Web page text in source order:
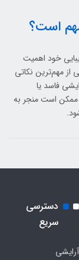
است؟
خود اهمیت
از مهم‌ترین نکاتی
فاسد یا
ممکن است منجر به
دسترسی
سریع
آرایشی